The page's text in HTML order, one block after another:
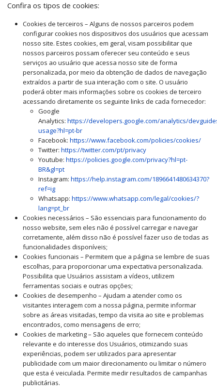
Confira os tipos de cookies:
Cookies de terceiros – Alguns de nossos parceiros podem
configurar cookies nos dispositivos dos usuários que acessam
nosso site. Estes cookies, em geral, visam possibilitar que
nossos parceiros possam oferecer seu conteúdo e seus
serviços ao usuário que acessa nosso site de forma
personalizada, por meio da obtenção de dados de navegação
extraídos a partir de sua interação com o site. O usuário
poderá obter mais informações sobre os cookies de terceiro
acessando diretamente os seguinte links de cada fornecedor:
Google
Analytics: https://developers.google.com/analytics/
usage?hl=pt-br
Facebook: https://www.facebook.com/policies/cookies/
Twitter: https://twitter.com/pt/privacy
Youtube: https://policies.google.com/privacy?hl=pt-
BR&gl=pt
Instagram: https://help.instagram.com/1896641480634370?
ref=ig
Whatsapp: https://www.whatsapp.com/legal/cookies/?
lang=pt_br
Cookies necessários – São essenciais para funcionamento do
nosso website, sem eles não é possível carregar e navegar
corretamente, além disso não é possível fazer uso de todas as
funcionalidades disponíveis;
Cookies funcionais – Permitem que a página se lembre de suas
escolhas, para proporcionar uma expectativa personalizada.
Possibilita que Usuários assistam a vídeos, utilizem
ferramentas sociais e outras opções;
Cookies de desempenho – Ajudam a atender como os
visitantes interagem com a nossa página, permite informar
sobre as áreas visitadas, tempo da visita ao site e problemas
encontrados, como mensagens de erro;
Cookies de marketing – São aqueles que fornecem conteúdo
relevante e do interesse dos Usuários, otimizando suas
experiências, podem ser utilizados para apresentar
publicidade com um maior direcionamento ou limitar o número
que esta é veiculada. Permite medir resultados de campanhas
publicitárias.